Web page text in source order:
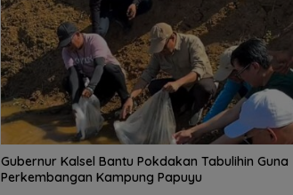
Gubernur Kalsel Bantu Pokdakan Tabulihin Guna
Perkembangan Kampung Papuyu